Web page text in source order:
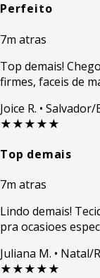
Perfeito
7m atras
Top demais!
firmes, faceis de
Joice R. • Salvador/
★★★★★
Top demais
7m atras
Lindo demais!
pra ocasioes
Juliana M. • Natal/
★★★★★